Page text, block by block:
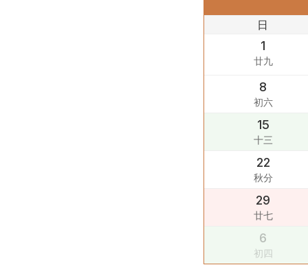
日
1
廿九
8
初六
15
十三
22
秋分
29
廿七
6
初四